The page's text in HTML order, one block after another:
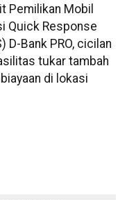
Pemilikan Mobil
Quick Response
D-Bank PRO, cicilan
tukar tambah
di lokasi